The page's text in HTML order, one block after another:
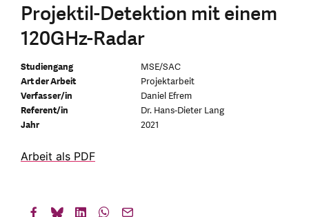
Projektil-Detektion mit einem
120GHz-Radar
Studiengang
MSE/SAC
Art der Arbeit
Projektarbeit
Verfasser/in
Daniel Efrem
Referent/in
Dr. Hans-Dieter Lang
Jahr
2021
Arbeit als PDF